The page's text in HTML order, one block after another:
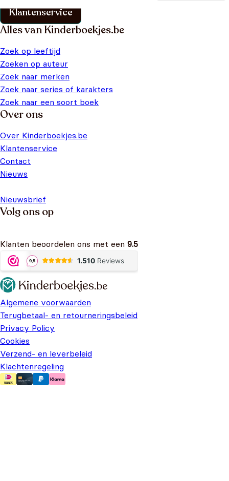
Klantenservice
Alles van Kinderboekjes.be
Zoek op leeftijd
Zoeken op auteur
Zoek naar merken
Zoek naar series of karakters
Zoek naar een soort boek
Over ons
Over Kinderboekjes.be
Klantenservice
Contact
Nieuws
Nieuwsbrief
Volg ons op
Klanten beoordelen ons met een 9.5
Algemene voorwaarden
Terugbetaal- en retourneringsbeleid
Privacy Policy
Cookies
Verzend- en leverbeleid
Klachtenregeling